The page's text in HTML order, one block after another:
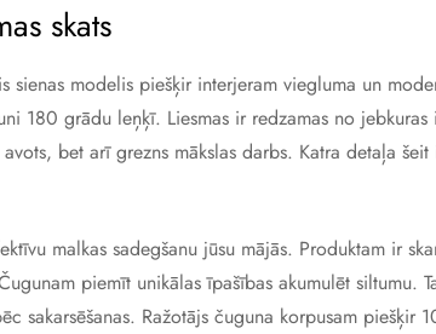
skats
modelis piešķir interjeram viegluma un
180 grādu leņķī. Liesmas ir redzamas no
bet arī grezns mākslas darbs. Katra detaļa
malkas sadegšanu jūsu mājās. Produktam ir
piemīt unikālas īpašības akumulēt siltumu.
Ražotājs čuguna korpusam piešķir